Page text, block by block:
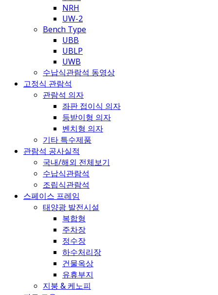
NRH
UW-2
Bench Type
UBB
UBLP
UWB
수납식관람석 동영상
고정식 관람석
관람석 의자
좌판 접이식 의자
등받이형 의자
벤치형 의자
기타 특수제품
관람석 공사실적
국내/해외 전체보기
수납식관람석
조립식관람석
스페이스 프레임
태양광 발전시설
복합형
주차장
정수장
하수처리장
건물옥상
유휴부지
지붕 & 케노피